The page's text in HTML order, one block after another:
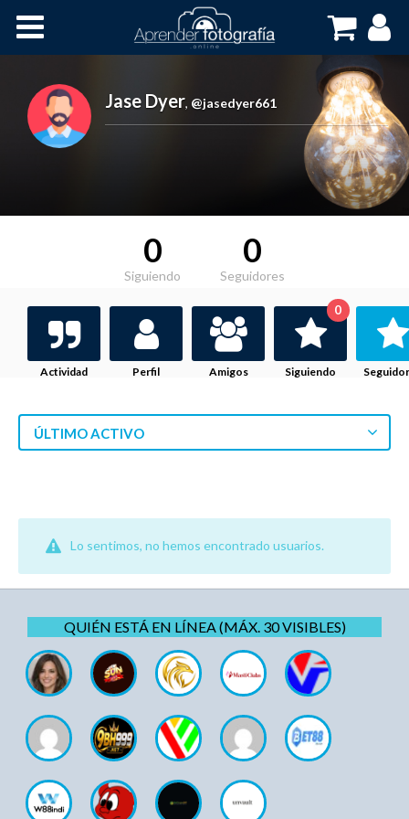
Cursos OnLine
Jase Dyer, @jasedyer661
0
Siguiendo
0
Seguidores
Actividad Perfil Amigos Siguiendo
0
ÚLTIMO ACTIVO
Lo sentimos, no hemos encontrado usuarios.
QUIÉN ESTÁ EN LÍNEA (MÁX. 30 VISIBLES)